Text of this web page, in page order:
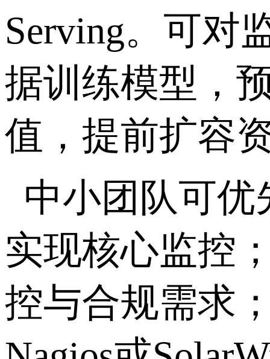
Serving。可对
据训练模型，
值，提前扩容
中小团队可优
实现核心监控
控与合规需求